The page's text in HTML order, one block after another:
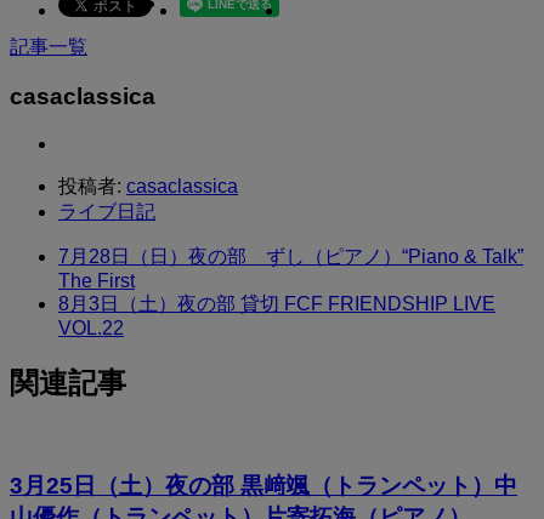
記事一覧
casaclassica
投稿者: casaclassica
ライブ日記
7月28日（日）夜の部 ずし（ピアノ）“Piano & Talk”
The First
8月3日（土）夜の部 貸切 FCF FRIENDSHIP LIVE
VOL.22
関連記事
3月25日（土）夜の部 黒﨑颯（トランペット）中